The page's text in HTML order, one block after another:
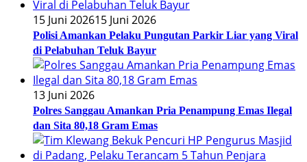
15 Juni 202615 Juni 2026
Polisi Amankan Pelaku Pungutan Parkir Liar yang Viral
di Pelabuhan Teluk Bayur
13 Juni 2026
Polres Sanggau Amankan Pria Penampung Emas Ilegal
dan Sita 80,18 Gram Emas